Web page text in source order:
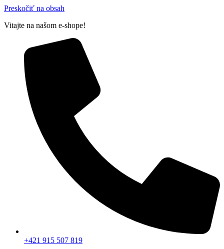
Preskočiť na obsah
Vitajte na našom e-shope!
+421 915 507 819